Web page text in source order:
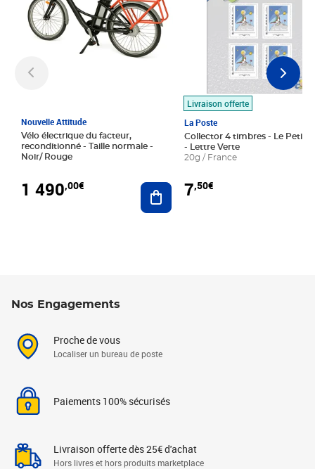
Nouvelle Attitude
Vélo électrique du facteur,
reconditionné - Taille normale -
Noir/ Rouge
1 490,00€ Ajouter au panier
Livraison offerte
La Poste
Collector 4 timbres - Le Petit
- Lettre Verte
20g / France
7,50€
Nos Engagements
Proche de vous
Localiser un bureau de poste
Paiements 100% sécurisés
Livraison offerte dès 25€ d'achat
Hors livres et hors produits marketplace